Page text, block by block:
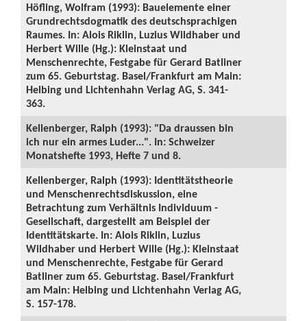
Höfling, Wolfram (1993): Bauelemente einer
Grundrechtsdogmatik des deutschsprachigen
Raumes. In: Alois Riklin, Luzius Wildhaber und
Herbert Wille (Hg.): Kleinstaat und
Menschenrechte, Festgabe für Gerard Batliner
zum 65. Geburtstag. Basel/Frankfurt am Main:
Helbing und Lichtenhahn Verlag AG, S. 341-
363.
Kellenberger, Ralph (1993): "Da draussen bin
ich nur ein armes Luder...". In: Schweizer
Monatshefte 1993, Hefte 7 und 8.
Kellenberger, Ralph (1993): Identitätstheorie
und Menschenrechtsdiskussion, eine
Betrachtung zum Verhältnis Individuum -
Gesellschaft, dargestellt am Beispiel der
Identitätskarte. In: Alois Riklin, Luzius
Wildhaber und Herbert Wille (Hg.): Kleinstaat
und Menschenrechte, Festgabe für Gerard
Batliner zum 65. Geburtstag. Basel/Frankfurt
am Main: Helbing und Lichtenhahn Verlag AG,
S. 157-178.